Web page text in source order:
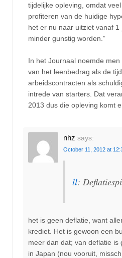
tijdelijke opleving, omdat
profiteren van de huidige
het er nu naar uitziet vanaf
minder gunstig worden.”
In het Journaal noemde
van het leenbedrag als de
arbeidscontracten als
intrede van starters. Dat
2013 dus die opleving komt
nhz says:
October 11, 2012 at
ll:
het is geen deflatie, want
krediet. Het is gewoon een
meer dan dat; van deflatie is
in Japan (nou vooruit,